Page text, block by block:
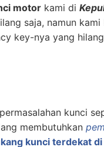
motor kami di
saja, namun
key-nya yang
kunci
membutuhkan
kunci terdekat di